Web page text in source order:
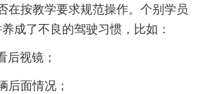
在按教学要求规范操作。个别学员
成了不良的驾驶习惯，比如：
后视镜；
后面情况；